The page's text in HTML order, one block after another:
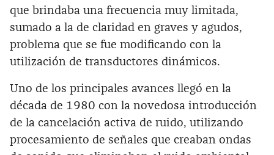
que brindaba una frecuencia muy limitada,
sumado a la de claridad en graves y agudos,
problema que se fue modificando con la
utilización de transductores dinámicos.
Uno de los principales avances llegó en la
década de 1980 con la novedosa introducción
de la cancelación activa de ruido, utilizando
procesamiento de señales que creaban ondas